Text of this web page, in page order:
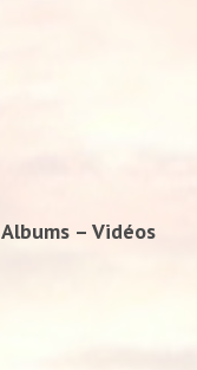
Albums – Vidéos